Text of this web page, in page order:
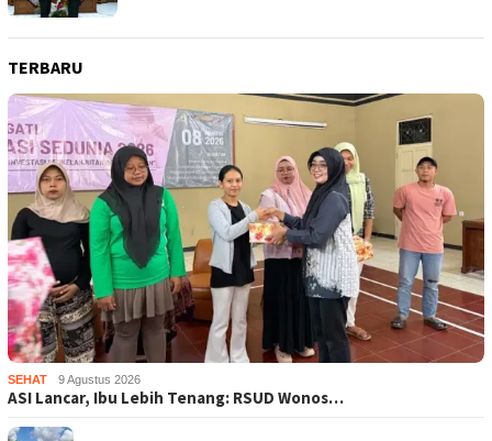
TERBARU
SEHAT 9 Agustus 2026
ASI Lancar, Ibu Lebih Tenang: RSUD Wonos…